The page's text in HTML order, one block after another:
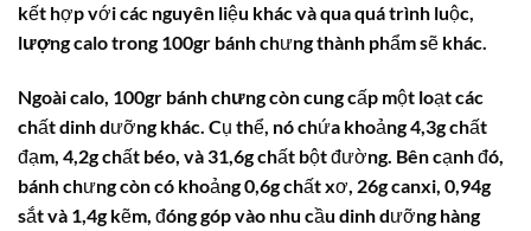
kết hợp với các nguyên liệu khác và qua quá trình luộc,
lượng calotrong 100gr bánh chưng thành phẩm sẽ khác.
Ngoàicalo, 100gr bánh chưngcòn cung cấp một loạt các
chất dinh dưỡng khác. Cụ thể, nó chứa khoảng 4,3g chất
đạm, 4,2g chất béo, và 31,6g chất bột đường. Bên cạnh đó,
bánh chưng còn có khoảng 0,6g chất xơ, 26g canxi, 0,94g
sắt và 1,4g kẽm, đóng góp vào nhu cầu dinh dưỡng hàng